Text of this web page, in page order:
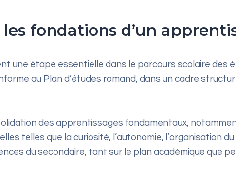
fondations d’un
une étape essentielle dans le parcours scolaire des
au Plan d’études romand, dans un cadre
des apprentissages fondamentaux,
telles que la curiosité, l’autonomie, l’organisation
du secondaire, tant sur le plan académique que